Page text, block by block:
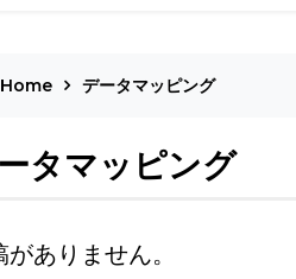
Home データマッピング
タマッピング
がありません。